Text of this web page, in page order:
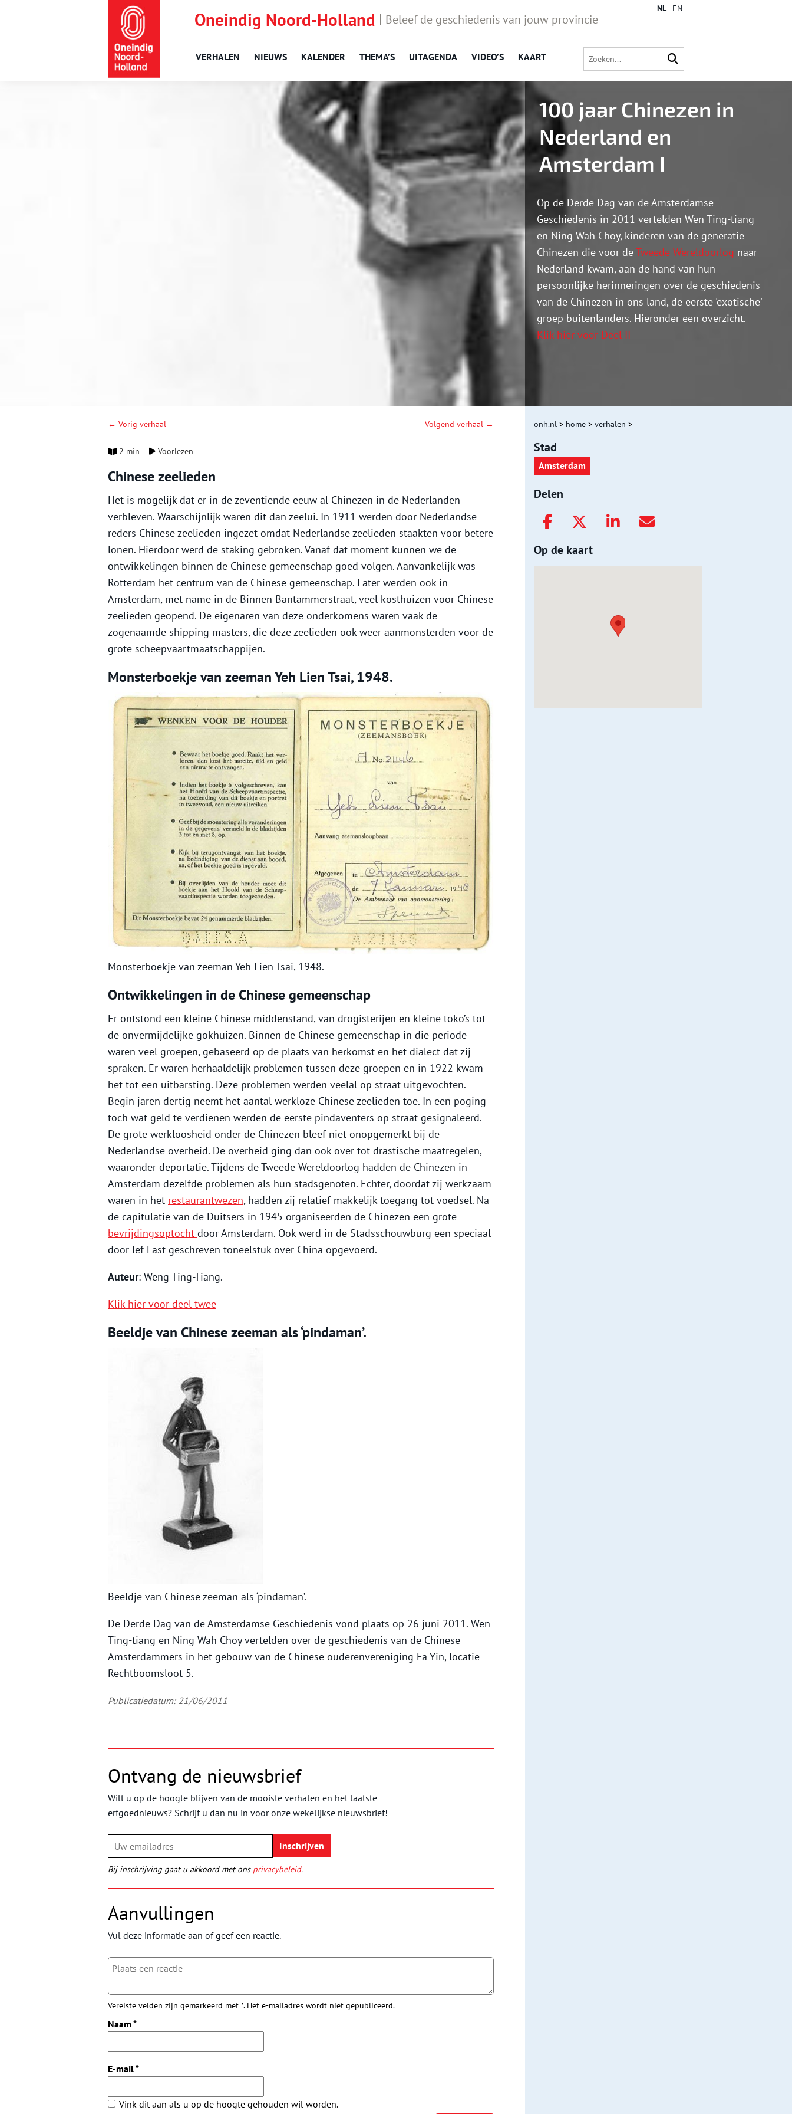
Oneindig Noord-Holland Beleef de geschiedenis van jouw provincie
VERHALEN NIEUWS KALENDER THEMA’S UITAGENDA VIDEO’S KAART
NL EN
100 jaar Chinezen in
Nederland en
Amsterdam I
Op de Derde Dag van de Amsterdamse
Geschiedenis in 2011 vertelden Wen Ting-tiang
en Ning Wah Choy, kinderen van de generatie
Chinezen die voor deTweede Wereldoorlog naar
Nederland kwam, aan de hand van hun
persoonlijke herinneringen over de geschiedenis
van de Chinezen in ons land, de eerste 'exotische'
groep buitenlanders. Hieronder een overzicht.
Klik hier voor Deel II
← Vorig verhaal Volgend verhaal →
2 min Voorlezen
Chinese zeelieden
Het is mogelijk dat er in de zeventiende eeuw al Chinezen in de Nederlanden
verbleven. Waarschijnlijk waren dit dan zeelui. In 1911 werden door Nederlandse
reders Chinese zeelieden ingezet omdat Nederlandse zeelieden staakten voor betere
lonen. Hierdoor werd de staking gebroken. Vanaf dat moment kunnen we de
ontwikkelingen binnen de Chinese gemeenschap goed volgen. Aanvankelijk was
Rotterdam het centrum van de Chinese gemeenschap. Later werden ook in
Amsterdam, met name in de Binnen Bantammerstraat, veel kosthuizen voor Chinese
zeelieden geopend. De eigenaren van deze onderkomens waren vaak de
zogenaamde shipping masters, die deze zeelieden ook weer aanmonsterden voor de
grote scheepvaartmaatschappijen.
Monsterboekje van zeeman Yeh Lien Tsai, 1948.
Monsterboekje van zeeman Yeh Lien Tsai, 1948.
Ontwikkelingen in de Chinese gemeenschap
Er ontstond een kleine Chinese middenstand, van drogisterijen en kleine toko’s tot
de onvermijdelijke gokhuizen. Binnen de Chinese gemeenschap in die periode
waren veel groepen, gebaseerd op de plaats van herkomst en het dialect dat zij
spraken. Er waren herhaaldelijk problemen tussen deze groepen en in 1922 kwam
het tot een uitbarsting. Deze problemen werden veelal op straat uitgevochten.
Begin jaren dertig neemt het aantal werkloze Chinese zeelieden toe. In een poging
toch wat geld te verdienen werden de eerste pindaventers op straat gesignaleerd.
De grote werkloosheid onder de Chinezen bleef niet onopgemerkt bij de
Nederlandse overheid. De overheid ging dan ook over tot drastische maatregelen,
waaronder deportatie. Tijdens de Tweede Wereldoorlog hadden de Chinezen in
Amsterdam dezelfde problemen als hun stadsgenoten. Echter, doordat zij werkzaam
waren in het restaurantwezen, hadden zij relatief makkelijk toegang tot voedsel. Na
de capitulatie van de Duitsers in 1945 organiseerden de Chinezen een grote
bevrijdingsoptocht door Amsterdam. Ook werd in de Stadsschouwburg een speciaal
door Jef Last geschreven toneelstuk over China opgevoerd.
Auteur: Weng Ting-Tiang.
Klik hier voor deel twee
Beeldje van Chinese zeeman als ‘pindaman’.
Beeldje van Chinese zeeman als ‘pindaman’.
De Derde Dag van de Amsterdamse Geschiedenis vond plaats op 26 juni 2011. Wen
Ting-tiang en Ning Wah Choy vertelden over de geschiedenis van de Chinese
Amsterdammers in het gebouw van de Chinese ouderenvereniging Fa Yin, locatie
Rechtboomsloot 5.
Publicatiedatum: 21/06/2011
Ontvang de nieuwsbrief
Wilt u op de hoogte blijven van de mooiste verhalen en het laatste
erfgoednieuws? Schrijf u dan nu in voor onze wekelijkse nieuwsbrief!
Bij inschrijving gaat u akkoord met ons privacybeleid.
Aanvullingen
Vul deze informatie aan of geef een reactie.
Vereiste velden zijn gemarkeerd met *. Het e-mailadres wordt niet gepubliceerd.
Naam *
E-mail*
Vink dit aan als u op de hoogte gehouden wil worden.
onh.nl > home > verhalen >
Stad
Amsterdam
Delen
Op de kaart